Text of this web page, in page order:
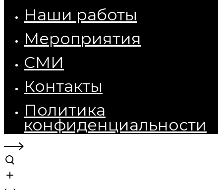
Наши работы
Мероприятия
СМИ
Контакты
Политика
конфиденциальности